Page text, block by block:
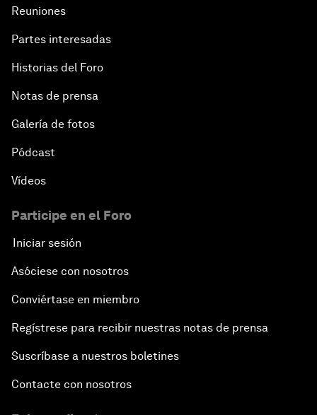
Reuniones
Partes interesadas
Historias del Foro
Notas de prensa
Galería de fotos
Pódcast
Vídeos
Participe en el Foro
Iniciar sesión
Asóciese con nosotros
Conviértase en miembro
Regístrese para recibir nuestras notas de prensa
Suscríbase a nuestros boletines
Contacte con nosotros